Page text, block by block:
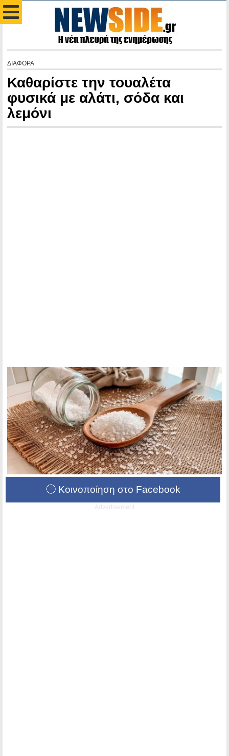
ΔΙΑΦΟΡΑ
Καθαρίστε την τουαλέτα
φυσικά με αλάτι, σόδα και
λεμόνι
Κοινοποίηση στο Facebook
Advertisement